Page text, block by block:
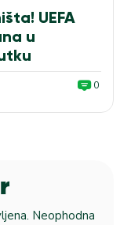
UEFA
u
0
Neophodna